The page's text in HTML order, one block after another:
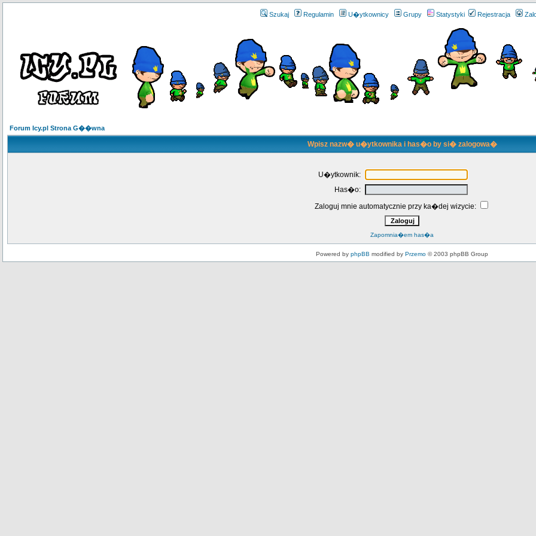
Szukaj Regulamin U�ytkownicy Grupy Statystyki Rejestracja
Forum Icy.pl Strona G��wna
Wpisz nazw� u�ytkownika i has�o by si� zalogowa�
U�ytkownik:
Has�o:
Zaloguj mnie automatycznie przy ka�dej wizycie:
Zapomnia�em has�a
Powered by phpBB modified by Przemo © 2003 phpBB Group